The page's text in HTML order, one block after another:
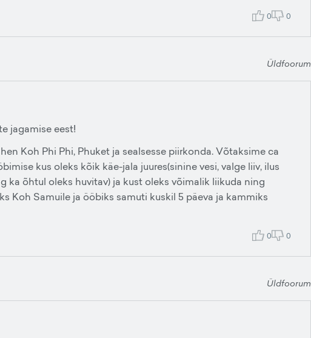
0 0
Üldfoorum
jagamise eest!
Koh Phi Phi, Phuket ja sealsesse piirkonda. Võtaksime ca
kus oleks kõik käe-jala juures(sinine vesi, valge liiv, ilus
ka õhtul oleks huvitav) ja kust oleks võimalik liikuda ning
Koh Samuile ja ööbiks samuti kuskil 5 päeva ja kammiks
0 0
Üldfoorum